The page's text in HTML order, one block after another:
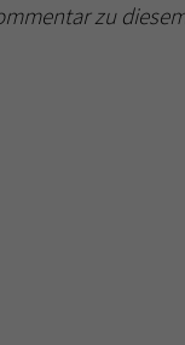
zu